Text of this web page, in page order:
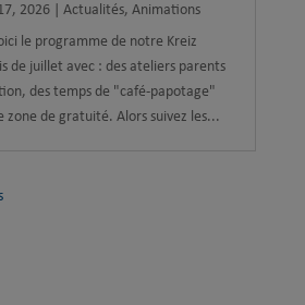
2026| Actualités, Animations
le programme de notre Kreiz
de juillet avec : des ateliers parents
des temps de "café-papotage"
zone de gratuité. Alors suivez les...